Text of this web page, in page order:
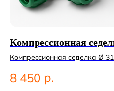
Компрессионная
Компрессионная седелка Ø
8 450 р.